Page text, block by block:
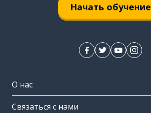
Начать обучение
О нас
Связаться с нами